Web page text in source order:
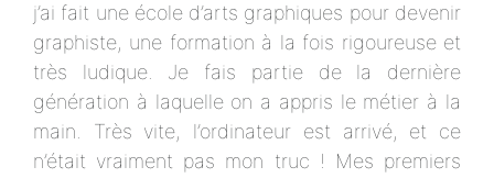
j’ai fait une école d’arts graphiques pour devenir
graphiste, une formation à la fois rigoureuse et
très ludique. Je fais partie de la dernière
génération à laquelle on a appris le métier à la
main. Très vite, l’ordinateur est arrivé, et ce
n’était vraiment pas mon truc ! Mes premiers